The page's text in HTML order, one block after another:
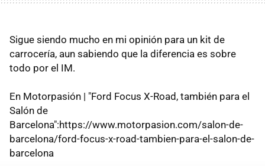
Sigue siendo mucho en mi opinión para un kit de
carrocería, aun sabiendo que la diferencia es sobre
todo por el IM.
En Motorpasión | "Ford Focus X-Road, también para el
Salón de
Barcelona":https://www.motorpasion.com/salon-de-
barcelona/ford-focus-x-road-tambien-para-el-salon-de-
barcelona